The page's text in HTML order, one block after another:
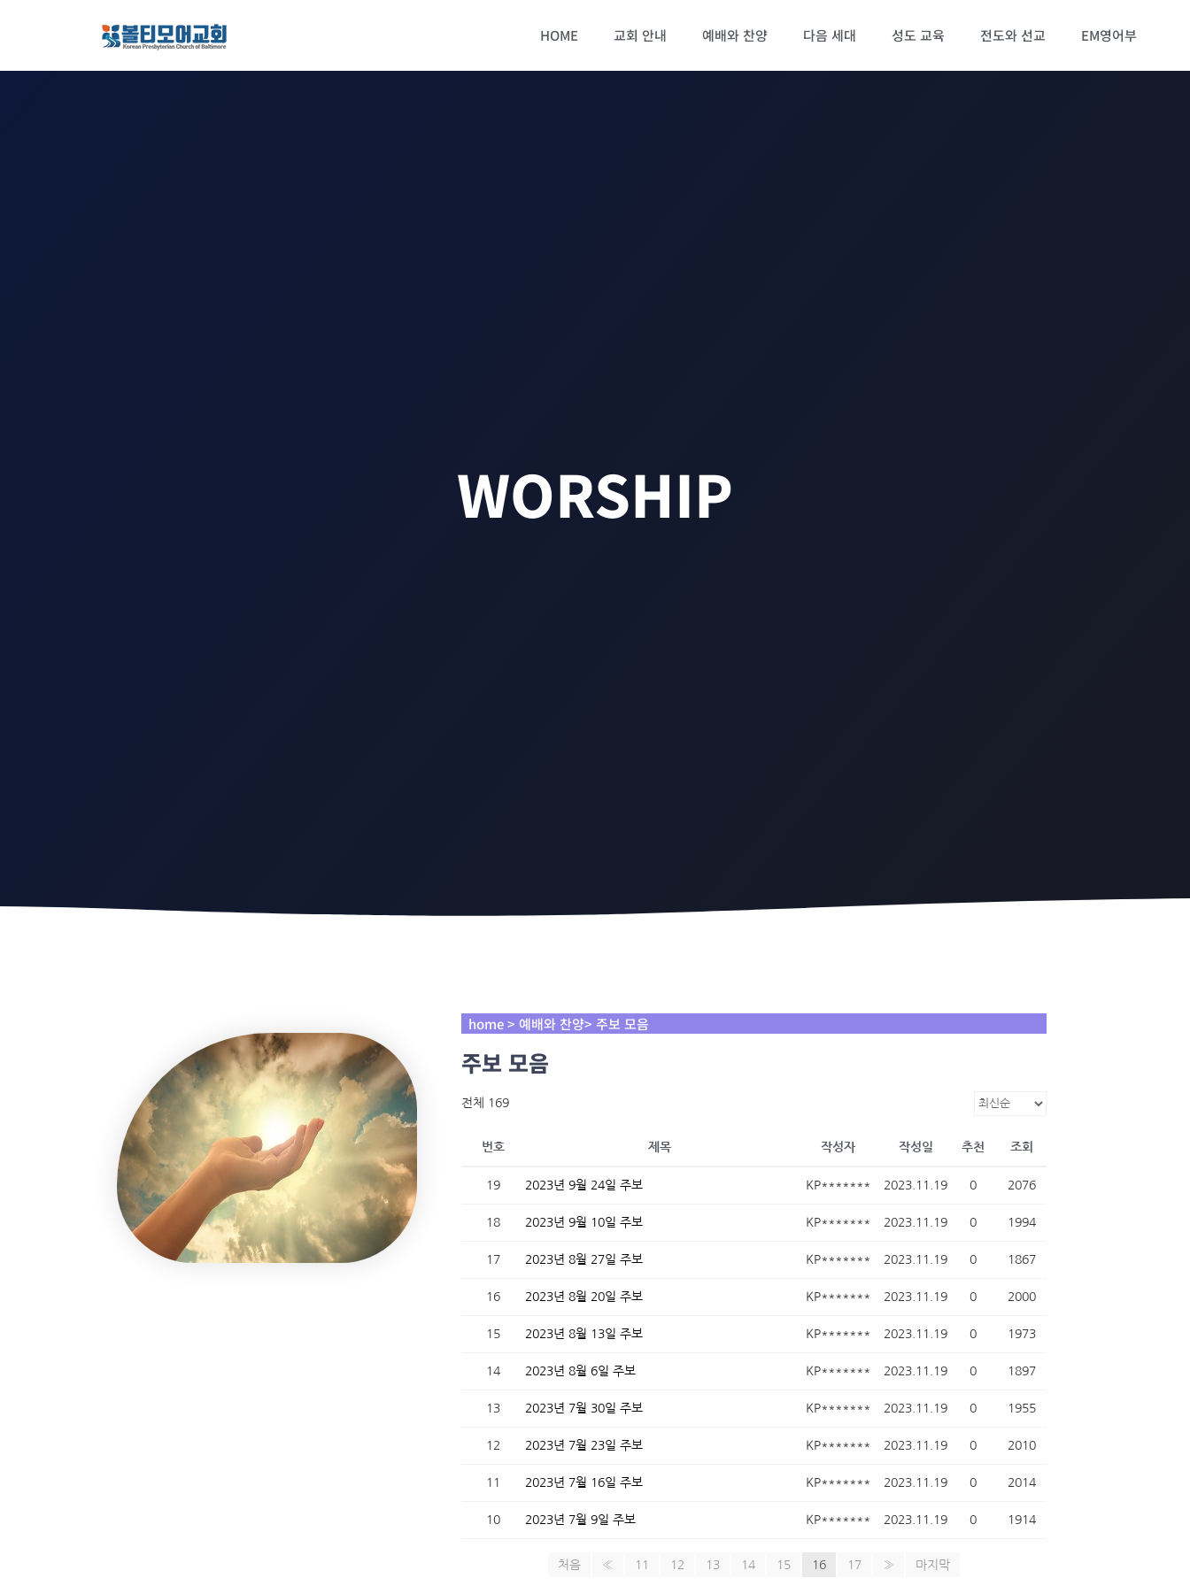
HOME 교회 안내 예배와 찬양 다음 세대 성도 교육 전도와 선교 EM영어부
WORSHIP
home > 예배와 찬양> 주보 모음
주보 모음
전체 169
번호 제목 작성자 작성일 추천 조회
19 2023년 9월 24일 주보 KP******* 2023.11.19 0 2076
18 2023년 9월 10일 주보 KP******* 2023.11.19 0 1994
17 2023년 8월 27일 주보 KP******* 2023.11.19 0 1867
16 2023년 8월 20일 주보 KP******* 2023.11.19 0 2000
15 2023년 8월 13일 주보 KP******* 2023.11.19 0 1973
14 2023년 8월 6일 주보 KP******* 2023.11.19 0 1897
13 2023년 7월 30일 주보 KP******* 2023.11.19 0 1955
12 2023년 7월 23일 주보 KP******* 2023.11.19 0 2010
11 2023년 7월 16일 주보 KP******* 2023.11.19 0 2014
10 2023년 7월 9일 주보 KP******* 2023.11.19 0 1914
처음 « 11 12 13 14 15 16 17 » 마지막